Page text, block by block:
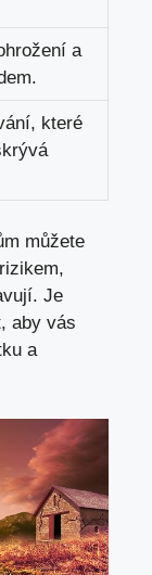
a
které
můžete
Je
aby vás
a